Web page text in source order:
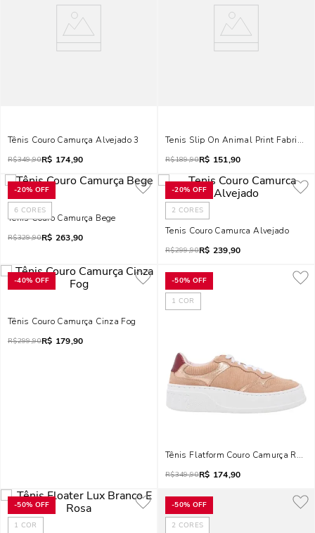
Tênis Couro Camurça Alvejado 3
R$349,90R$ 174,90
Tenis Slip On Animal Print Fabric
R$189,90R$ 151,90
-20% OFF
6 CORES
Tênis Couro Camurça Bege
R$329,90R$ 263,90
-20% OFF
2 CORES
Tenis Couro Camurca Alvejado
R$299,90R$ 239,90
-40% OFF
Tênis Couro Camurça Cinza Fog
R$299,90R$ 179,90
-50% OFF
1 COR
Tênis Flatform Couro Camurça
R$349,90R$ 174,90
-50% OFF
1 COR
-50% OFF
2 CORES